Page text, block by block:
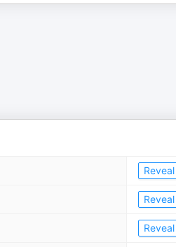
Reveal
Reveal
Reveal